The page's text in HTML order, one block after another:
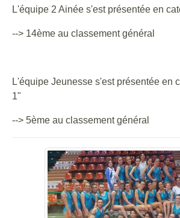
L'équipe 2 Ainée s'est présentée en
--> 14ème au classement général
L'équipe Jeunesse s'est présentée en
1"
--> 5ème au classement général